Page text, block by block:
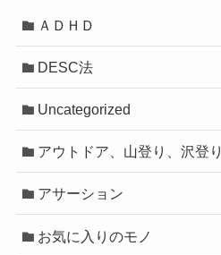
ＡＤＨＤ
DESC法
Uncategorized
アウトドア、山登り、沢登り
アサーション
お気に入りのモノ